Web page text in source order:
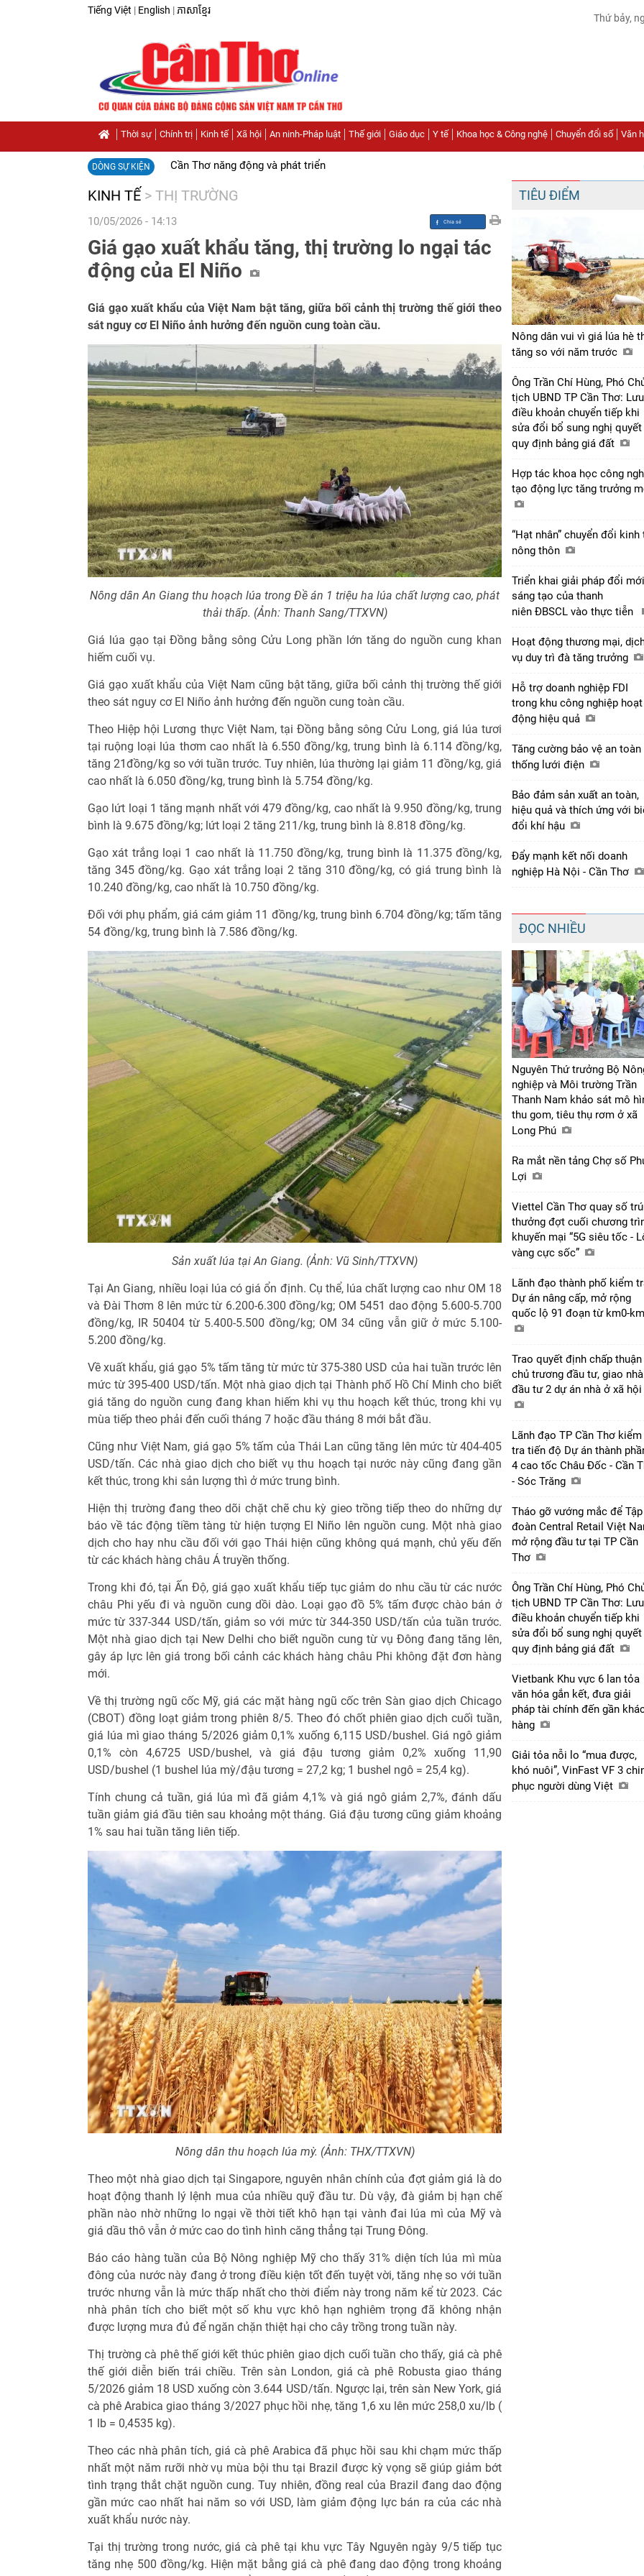
Tiếng Việt | English | ភាសាខ្មែរ
Thứ bảy,
Thời sự Chính trị Kinh tế Xã hội An ninh-Pháp luật Thế giới Giáo dục Y tế Khoa học & Công nghệ Chuyển đổi số Văn
DÒNG SỰ KIỆN Cần Thơ năng động và phát triển
KINH TẾ > THỊ TRƯỜNG
10/05/2026 - 14:13
Giá gạo xuất khẩu tăng, thị trường lo ngại tác
động của El Niño
Giá gạo xuất khẩu của Việt Nam bật tăng, giữa bối cảnh thị trường thế giới theo
sát nguy cơ El Niño ảnh hưởng đến nguồn cung toàn cầu.
Nông dân An Giang thu hoạch lúa trong Đề án 1 triệu ha lúa chất lượng cao, phát
thải thấp. (Ảnh: Thanh Sang/TTXVN)
Giá lúa gạo tại Đồng bằng sông Cửu Long phần lớn tăng do nguồn cung khan
hiếm cuối vụ.
Giá gạo xuất khẩu của Việt Nam cũng bật tăng, giữa bối cảnh thị trường thế giới
theo sát nguy cơ El Niño ảnh hưởng đến nguồn cung toàn cầu.
Theo Hiệp hội Lương thực Việt Nam, tại Đồng bằng sông Cửu Long, giá lúa tươi
tại ruộng loại lúa thơm cao nhất là 6.550 đồng/kg, trung bình là 6.114 đồng/kg,
tăng 21đồng/kg so với tuần trước. Tuy nhiên, lúa thường lại giảm 11 đồng/kg, giá
cao nhất là 6.050 đồng/kg, trung bình là 5.754 đồng/kg.
Gạo lứt loại 1 tăng mạnh nhất với 479 đồng/kg, cao nhất là 9.950 đồng/kg, trung
bình là 9.675 đồng/kg; lứt loại 2 tăng 211/kg, trung bình là 8.818 đồng/kg.
Gạo xát trắng loại 1 cao nhất là 11.750 đồng/kg, trung bình là 11.375 đồng/kg,
tăng 345 đồng/kg. Gạo xát trắng loại 2 tăng 310 đồng/kg, có giá trung bình là
10.240 đồng/kg, cao nhất là 10.750 đồng/kg.
Đối với phụ phẩm, giá cám giảm 11 đồng/kg, trung bình 6.704 đồng/kg; tấm tăng
54 đồng/kg, trung bình là 7.586 đồng/kg.
Sản xuất lúa tại An Giang. (Ảnh: Vũ Sinh/TTXVN)
Tại An Giang, nhiều loại lúa có giá ổn định. Cụ thể, lúa chất lượng cao như OM 18
và Đài Thơm 8 lên mức từ 6.200-6.300 đồng/kg; OM 5451 dao động 5.600-5.700
đồng/kg, IR 50404 từ 5.400-5.500 đồng/kg; OM 34 cũng vẫn giữ ở mức 5.100-
5.200 đồng/kg.
Về xuất khẩu, giá gạo 5% tấm tăng từ mức từ 375-380 USD của hai tuần trước lên
mức từ 395-400 USD/tấn. Một nhà giao dịch tại Thành phố Hồ Chí Minh cho biết
giá tăng do nguồn cung đang khan hiếm khi vụ thu hoạch kết thúc, trong khi vụ
mùa tiếp theo phải đến cuối tháng 7 hoặc đầu tháng 8 mới bắt đầu.
Cũng như Việt Nam, giá gạo 5% tấm của Thái Lan cũng tăng lên mức từ 404-405
USD/tấn. Các nhà giao dịch cho biết vụ thu hoạch tại nước này cũng đang gần
kết thúc, trong khi sản lượng thì ở mức trung bình.
Hiện thị trường đang theo dõi chặt chẽ chu kỳ gieo trồng tiếp theo do những dự
báo về tác động tiềm tàng từ hiện tượng El Niño lên nguồn cung. Một nhà giao
dịch cho hay nhu cầu đối với gạo Thái hiện cũng không quá mạnh, chủ yếu đến
từ các khách hàng châu Á truyền thống.
Trong khi đó, tại Ấn Độ, giá gạo xuất khẩu tiếp tục giảm do nhu cầu từ các nước
châu Phi yếu đi và nguồn cung dồi dào. Loại gạo đồ 5% tấm được chào bán ở
mức từ 337-344 USD/tấn, giảm so với mức từ 344-350 USD/tấn của tuần trước.
Một nhà giao dịch tại New Delhi cho biết nguồn cung từ vụ Đông đang tăng lên,
gây áp lực lên giá trong bối cảnh các khách hàng châu Phi không đặt đơn hàng
mới.
Về thị trường ngũ cốc Mỹ, giá các mặt hàng ngũ cốc trên Sàn giao dịch Chicago
(CBOT) đồng loạt giảm trong phiên 8/5. Theo đó chốt phiên giao dịch cuối tuần,
giá lúa mì giao tháng 5/2026 giảm 0,1% xuống 6,115 USD/bushel. Giá ngô giảm
0,1% còn 4,6725 USD/bushel, và giá đậu tương giảm 0,2% xuống 11,90
USD/bushel (1 bushel lúa mỳ/đậu tương = 27,2 kg; 1 bushel ngô = 25,4 kg).
Tính chung cả tuần, giá lúa mì đã giảm 4,1% và giá ngô giảm 2,7%, đánh dấu
tuần giảm giá đầu tiên sau khoảng một tháng. Giá đậu tương cũng giảm khoảng
1% sau hai tuần tăng liên tiếp.
Nông dân thu hoạch lúa mỳ. (Ảnh: THX/TTXVN)
Theo một nhà giao dịch tại Singapore, nguyên nhân chính của đợt giảm giá là do
hoạt động thanh lý lệnh mua của nhiều quỹ đầu tư. Dù vậy, đà giảm bị hạn chế
phần nào nhờ những lo ngại về thời tiết khô hạn tại vành đai lúa mì của Mỹ và
giá dầu thô vẫn ở mức cao do tình hình căng thẳng tại Trung Đông.
Báo cáo hàng tuần của Bộ Nông nghiệp Mỹ cho thấy 31% diện tích lúa mì mùa
đông của nước này đang ở trong điều kiện tốt đến tuyệt vời, tăng nhẹ so với tuần
trước nhưng vẫn là mức thấp nhất cho thời điểm này trong năm kể từ 2023. Các
nhà phân tích cho biết một số khu vực khô hạn nghiêm trọng đã không nhận
được lượng mưa đủ để ngăn chặn thiệt hại cho cây trồng trong tuần này.
Thị trường cà phê thế giới kết thúc phiên giao dịch cuối tuần cho thấy, giá cà phê
thế giới diễn biến trái chiều. Trên sàn London, giá cà phê Robusta giao tháng
5/2026 giảm 18 USD xuống còn 3.644 USD/tấn. Ngược lại, trên sàn New York, giá
cà phê Arabica giao tháng 3/2027 phục hồi nhẹ, tăng 1,6 xu lên mức 258,0 xu/lb (
1 lb = 0,4535 kg).
Theo các nhà phân tích, giá cà phê Arabica đã phục hồi sau khi chạm mức thấp
nhất một năm rưỡi nhờ vụ mùa bội thu tại Brazil được kỳ vọng sẽ giúp giảm bớt
tình trạng thắt chặt nguồn cung. Tuy nhiên, đồng real của Brazil đang dao động
gần mức cao nhất hai năm so với USD, làm giảm động lực bán ra của các nhà
xuất khẩu nước này.
Tại thị trường trong nước, giá cà phê tại khu vực Tây Nguyên ngày 9/5 tiếp tục
tăng nhẹ 500 đồng/kg. Hiện mặt bằng giá cà phê đang dao động trong khoảng
TIÊU ĐIỂM
Nông dân vui vì giá lúa hè
tăng so với năm trước
Ông Trần Chí Hùng, Phó
tịch UBND TP Cần Thơ:
điều khoản chuyển tiếp khi
sửa đổi bổ sung nghị quyết
quy định bảng giá đất
Hợp tác khoa học công
tạo động lực tăng trưởng
“Hạt nhân” chuyển đổi kinh
nông thôn
Triển khai giải pháp đổi mới
sáng tạo của thanh
niên ĐBSCL vào thực tiễn
Hoạt động thương mại,
vụ duy trì đà tăng trưởng
Hỗ trợ doanh nghiệp FDI
trong khu công nghiệp hoạt
động hiệu quả
Tăng cường bảo vệ an toàn
thống lưới điện
Bảo đảm sản xuất an toàn,
hiệu quả và thích ứng với
đổi khí hậu
Đẩy mạnh kết nối doanh
nghiệp Hà Nội - Cần Thơ
ĐỌC NHIỀU
Nguyên Thứ trưởng Bộ
nghiệp và Môi trường Trần
Thanh Nam khảo sát mô
thu gom, tiêu thụ rơm ở xã
Long Phú
Ra mắt nền tảng Chợ số
Lợi
Viettel Cần Thơ quay số
thưởng đợt cuối chương
khuyến mại “5G siêu tốc -
vàng cực sốc”
Lãnh đạo thành phố kiểm
Dự án nâng cấp, mở rộng
quốc lộ 91 đoạn từ km0-
Trao quyết định chấp thuận
chủ trương đầu tư, giao nhà
đầu tư 2 dự án nhà ở xã hội
Lãnh đạo TP Cần Thơ kiểm
tra tiến độ Dự án thành
4 cao tốc Châu Đốc - Cần
- Sóc Trăng
Tháo gỡ vướng mắc để Tập
đoàn Central Retail Việt
mở rộng đầu tư tại TP Cần
Thơ
Ông Trần Chí Hùng, Phó
tịch UBND TP Cần Thơ:
điều khoản chuyển tiếp khi
sửa đổi bổ sung nghị quyết
quy định bảng giá đất
Vietbank Khu vực 6 lan tỏa
văn hóa gắn kết, đưa giải
pháp tài chính đến gần
hàng
Giải tỏa nỗi lo “mua được,
khó nuôi”, VinFast VF 3
phục người dùng Việt